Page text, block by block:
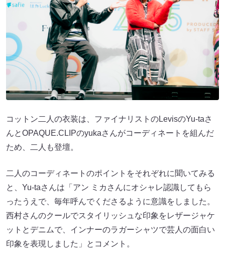
コットン二人の衣装は、ファイナリストのLevisのYu-taさ
んとOPAQUE.CLIPのyukaさんがコーディネートを組んだ
ため、二人も登壇。
二人のコーディネートのポイントをそれぞれに聞いてみる
と、Yu-taさんは「アン ミカさんにオシャレ認識してもら
ったうえで、毎年呼んでくださるように意識をしました。
西村さんのクールでスタイリッシュな印象をレザージャケ
ットとデニムで、インナーのラガーシャツで芸人の面白い
印象を表現しました」とコメント。